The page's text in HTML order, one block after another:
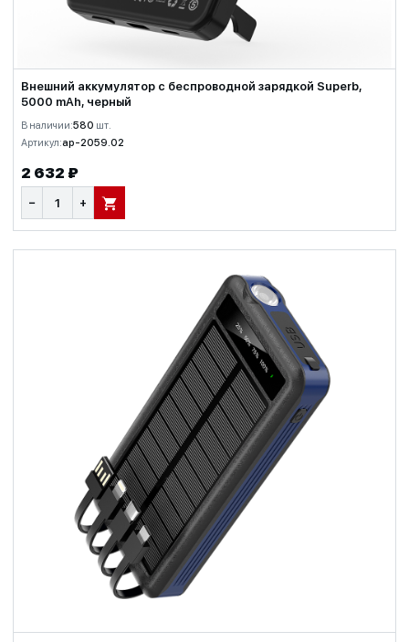
Внешний аккумулятор c беспроводной зарядкой Superb,
5000 mAh, черный
В наличии:580 шт.
Артикул:ap-2059.02
2 632 ₽
− + В КОРЗИНУ